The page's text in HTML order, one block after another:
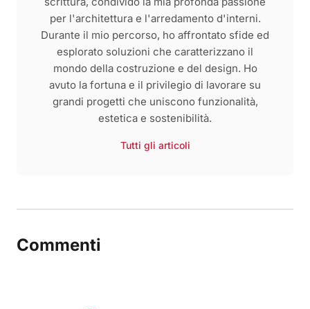
per l'architettura e l'arredamento d'interni.
Durante il mio percorso, ho affrontato sfide ed
esplorato soluzioni che caratterizzano il
mondo della costruzione e del design. Ho
avuto la fortuna e il privilegio di lavorare su
grandi progetti che uniscono funzionalità,
estetica e sostenibilità.
Tutti gli articoli
Commenti